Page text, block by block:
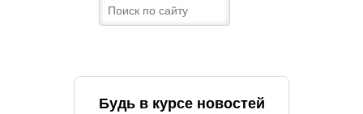
Будь в курсе новостей